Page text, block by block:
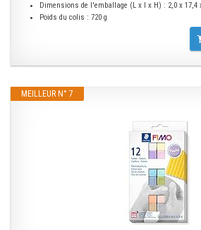
Dimensions de l'emballage (L x l x H) : 2,0 x 17,4
Poids du colis : 720 g
MEILLEUR N° 7